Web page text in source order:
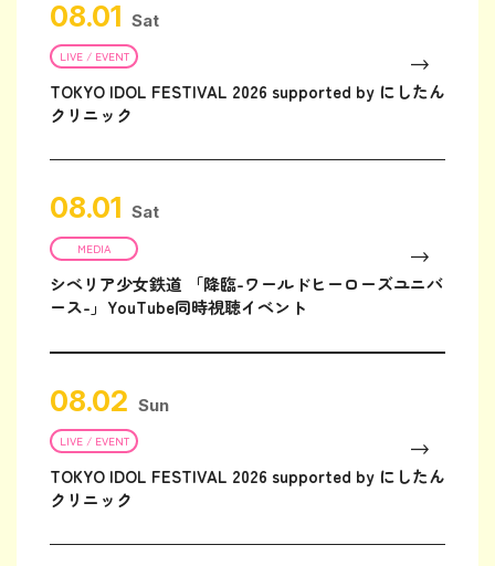
08.01 Sat
LIVE / EVENT
TOKYO IDOL FESTIVAL 2026 supported by にしたん
クリニック
08.01 Sat
MEDIA
シベリア少女鉄道 「降臨-ワールドヒーローズユニバ
ース-」YouTube同時視聴イベント
08.02 Sun
LIVE / EVENT
TOKYO IDOL FESTIVAL 2026 supported by にしたん
クリニック